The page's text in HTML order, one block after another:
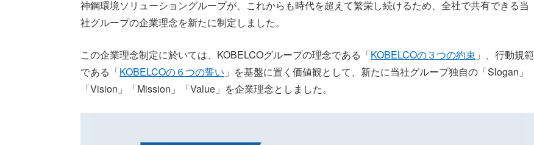
神鋼環境ソリューショングループが、これからも時代を超えて繁栄し続けるため、全社で共有できる当
社グループの企業理念を新たに制定しました。
この企業理念制定に於いては、KOBELCOグループの理念である「KOBELCOの３つの約束 」、行動規範
である「KOBELCOの６つの誓い 」を基盤に置く価値観として、新たに当社グループ独自の「Slogan」
「Vision」「Mission」「Value」を企業理念としました。